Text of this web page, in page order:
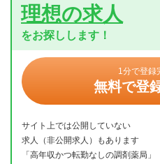
理想の求人
をお探しします！
1分で登録
無料で登
サイト上では公開していない
求人（非公開求人）もあります
「高年収かつ転勤なしの調剤薬局